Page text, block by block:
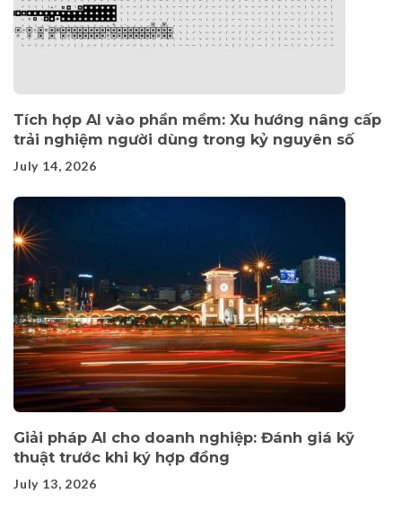
Tích hợp AI vào phần mềm: Xu hướng nâng cấp
trải nghiệm người dùng trong kỷ nguyên số
July 14, 2026
Giải pháp AI cho doanh nghiệp: Đánh giá kỹ
thuật trước khi ký hợp đồng
July 13, 2026